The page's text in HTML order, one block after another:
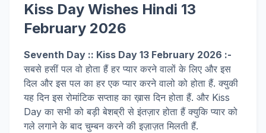
Kiss Day Wishes Hindi 13
February 2026
Seventh Day :: Kiss Day 13 February 2026 :-
सबसे हसीं पल वो होता हैं हर प्यार करने वालों के लिए और इस
दिल और इस पल का हर एक प्यार करने वालो को होता हैं. क्युकी
यह दिन इस रोमांटिक सप्ताह का ख़ास दिन होता हैं. और Kiss
Day का सभी को बड़ी बेशब्री से इंतज़ार होता हैं क्युकि प्यार को
गले लगाने के बाद चुम्बन करने की इज़ाज़त मिलती हैं.